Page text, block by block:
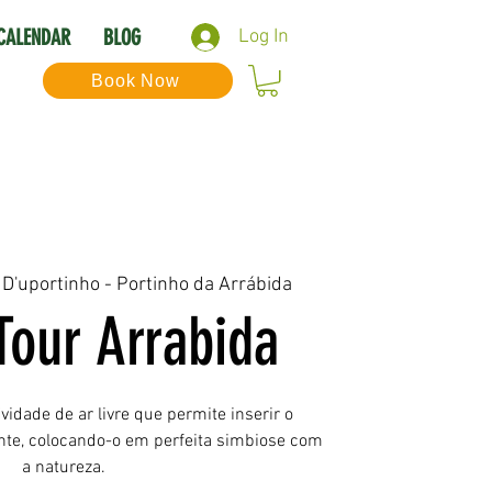
Log In
BLOG
Book Now
D'uportinho - Portinho da Arrábida
Arrabida
de ar livre que permite inserir o
colocando-o em perfeita simbiose com
a natureza.